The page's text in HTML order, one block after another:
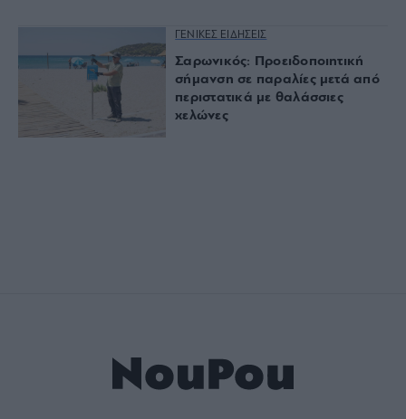
ΓΕΝΙΚΕΣ ΕΙΔΗΣΕΙΣ
Σαρωνικός: Προειδοποιητική
σήμανση σε παραλίες μετά από
περιστατικά με θαλάσσιες
χελώνες